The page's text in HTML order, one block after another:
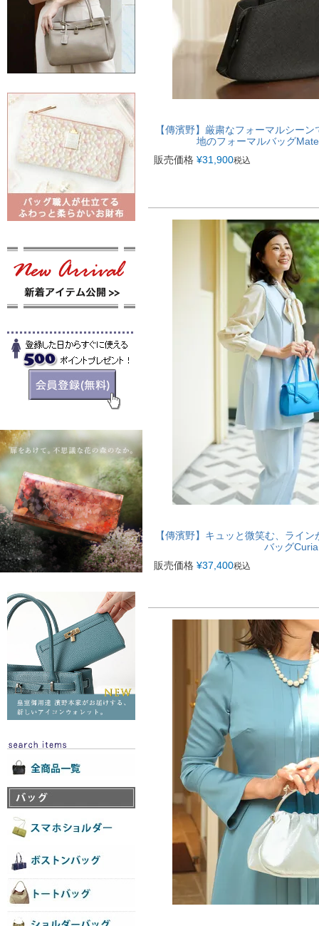
【傳濱野】厳粛なフォーマルシー
地のフォーマルバッグ
販売価格 ¥31,900税込
【傳濱野】キュッと微笑む、ライ
バッグ
販売価格 ¥37,400税込